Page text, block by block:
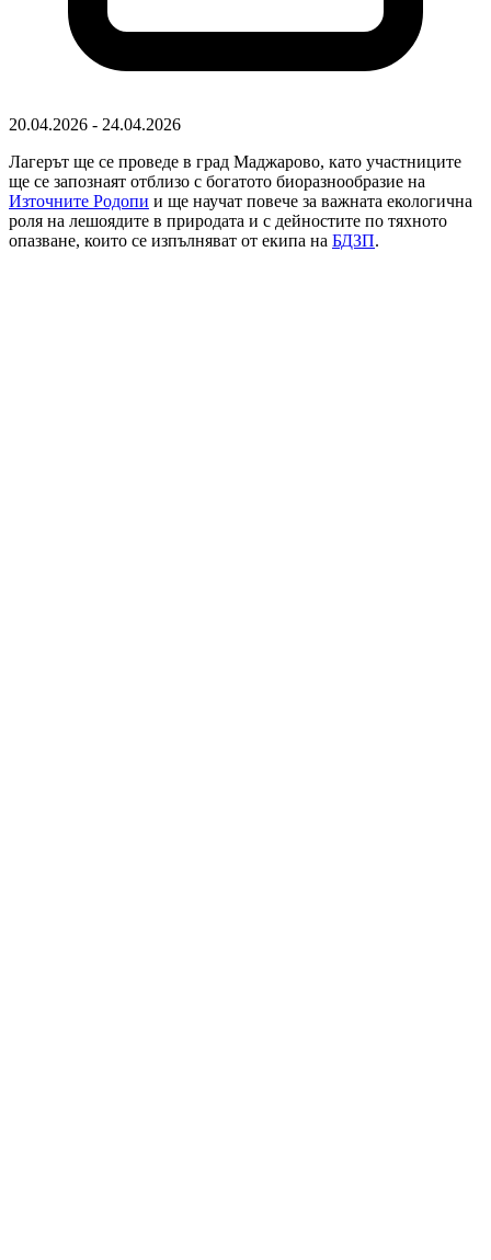
20.04.2026 - 24.04.2026
Лагерът ще се проведе в град Маджарово, като участниците
ще се запознаят отблизо с богатото биоразнообразие на
Източните Родопи и ще научат повече за важната екологична
роля на лешоядите в природата и с дейностите по тяхното
опазване, които се изпълняват от екипа на БДЗП.